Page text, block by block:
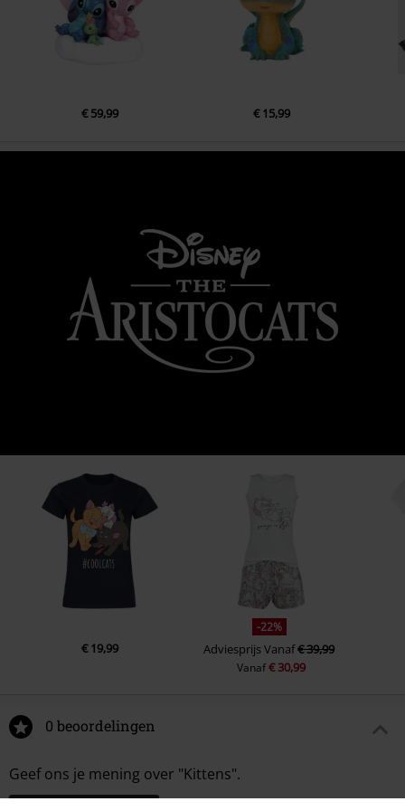
€ 59,99 € 15,99
€ 19,99
-22%
AdviesprijsVanaf€ 39,99
Vanaf€ 30,99
0 beoordelingen
Geef ons je mening over "Kittens".